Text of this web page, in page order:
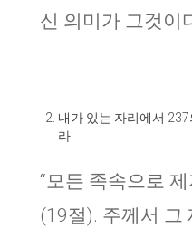
신 의미가 그것이
내가 있는 자리에서
라.
“모든 족속으로
(19절). 주께서 그